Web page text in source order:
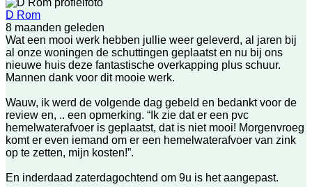
D Rom
8 maanden geleden
Wat een mooi werk hebben jullie weer geleverd, al jaren bij
al onze woningen de schuttingen geplaatst en nu bij ons
nieuwe huis deze fantastische overkapping plus schuur.
Mannen dank voor dit mooie werk.
Wauw, ik werd de volgende dag gebeld en bedankt voor de
review en, .. een opmerking. “Ik zie dat er een pvc
hemelwaterafvoer is geplaatst, dat is niet mooi! Morgenvroeg
komt er even iemand om er een hemelwaterafvoer van zink
op te zetten, mijn kosten!”.
En inderdaad zaterdagochtend om 9u is het aangepast.